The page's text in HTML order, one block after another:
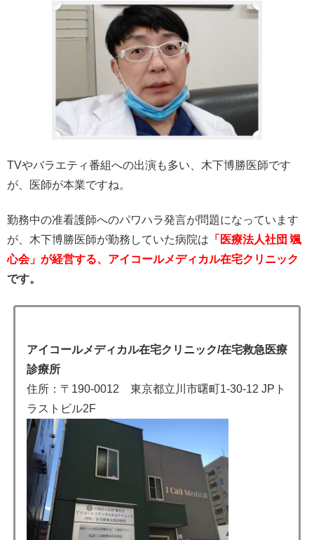
TVやバラエティ番組への出演も多い、木下博勝医師です
が、医師が本業ですね。
勤務中の准看護師へのパワハラ発言が問題になっています
が、木下博勝医師が勤務していた病院は 「医療法人社団 颯
心会」が経営する、アイコールメディカル在宅クリニック
です。
アイコールメディカル在宅クリニック/在宅救急医療
診療所
住所：〒190-0012 東京都立川市曙町1-30-12 JPト
ラストビル2F